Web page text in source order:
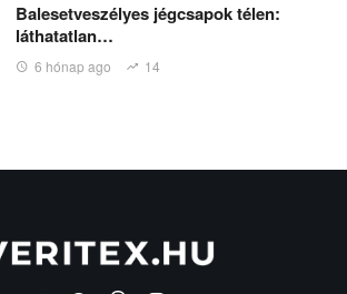
Balesetveszélyes jégcsapok télen:
láthatatlan…
6 hónap ago 14